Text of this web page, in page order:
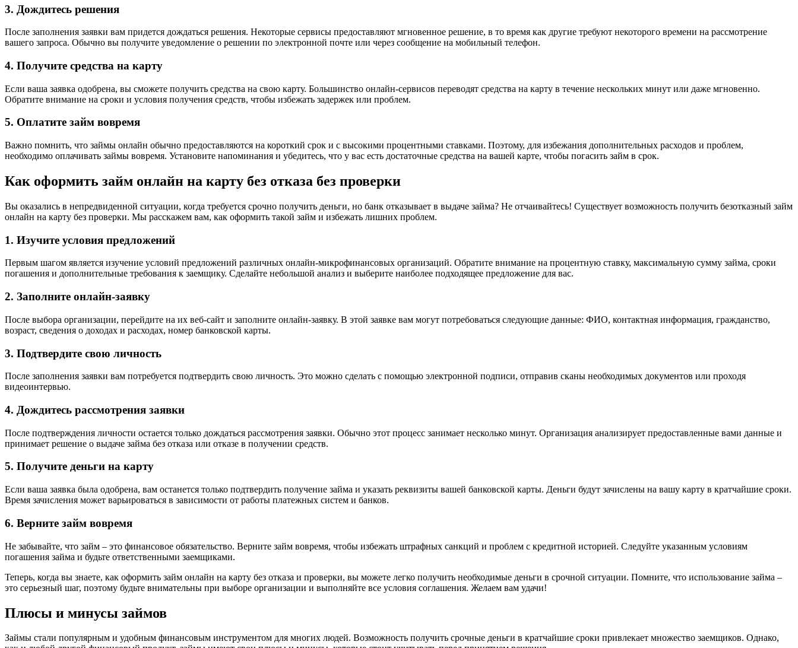
3. Дождитесь решения
После заполнения заявки вам придется дождаться решения. Некоторые сервисы предоставляют мгновенное решение, в то время как другие требуют некоторого времени на рассмотрение
вашего запроса. Обычно вы получите уведомление о решении по электронной почте или через сообщение на мобильный телефон.
4. Получите средства на карту
Если ваша заявка одобрена, вы сможете получить средства на свою карту. Большинство онлайн-сервисов переводят средства на карту в течение нескольких минут или даже мгновенно.
Обратите внимание на сроки и условия получения средств, чтобы избежать задержек или проблем.
5. Оплатите займ вовремя
Важно помнить, что займы онлайн обычно предоставляются на короткий срок и с высокими процентными ставками. Поэтому, для избежания дополнительных расходов и проблем,
необходимо оплачивать займы вовремя. Установите напоминания и убедитесь, что у вас есть достаточные средства на вашей карте, чтобы погасить займ в срок.
Как оформить займ онлайн на карту без отказа без проверки
Вы оказались в непредвиденной ситуации, когда требуется срочно получить деньги, но банк отказывает в выдаче займа? Не отчаивайтесь! Существует возможность получить безотказный займ
онлайн на карту без проверки. Мы расскажем вам, как оформить такой займ и избежать лишних проблем.
1. Изучите условия предложений
Первым шагом является изучение условий предложений различных онлайн-микрофинансовых организаций. Обратите внимание на процентную ставку, максимальную сумму займа, сроки
погашения и дополнительные требования к заемщику. Сделайте небольшой анализ и выберите наиболее подходящее предложение для вас.
2. Заполните онлайн-заявку
После выбора организации, перейдите на их веб-сайт и заполните онлайн-заявку. В этой заявке вам могут потребоваться следующие данные: ФИО, контактная информация, гражданство,
возраст, сведения о доходах и расходах, номер банковской карты.
3. Подтвердите свою личность
После заполнения заявки вам потребуется подтвердить свою личность. Это можно сделать с помощью электронной подписи, отправив сканы необходимых документов или проходя
видеоинтервью.
4. Дождитесь рассмотрения заявки
После подтверждения личности остается только дождаться рассмотрения заявки. Обычно этот процесс занимает несколько минут. Организация анализирует предоставленные вами данные и
принимает решение о выдаче займа без отказа или отказе в получении средств.
5. Получите деньги на карту
Если ваша заявка была одобрена, вам останется только подтвердить получение займа и указать реквизиты вашей банковской карты. Деньги будут зачислены на вашу карту в кратчайшие сроки.
Время зачисления может варьироваться в зависимости от работы платежных систем и банков.
6. Верните займ вовремя
Не забывайте, что займ – это финансовое обязательство. Верните займ вовремя, чтобы избежать штрафных санкций и проблем с кредитной историей. Следуйте указанным условиям
погашения займа и будьте ответственными заемщиками.
Теперь, когда вы знаете, как оформить займ онлайн на карту без отказа и проверки, вы можете легко получить необходимые деньги в срочной ситуации. Помните, что использование займа –
это серьезный шаг, поэтому будьте внимательны при выборе организации и выполняйте все условия соглашения. Желаем вам удачи!
Плюсы и минусы займов
Займы стали популярным и удобным финансовым инструментом для многих людей. Возможность получить срочные деньги в кратчайшие сроки привлекает множество заемщиков. Однако,